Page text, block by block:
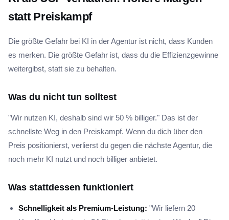
statt Preiskampf
Die größte Gefahr bei KI in der Agentur ist nicht, dass Kunden
es merken. Die größte Gefahr ist, dass du die Effizienzgewinne
weitergibst, statt sie zu behalten.
Was du nicht tun solltest
"Wir nutzen KI, deshalb sind wir 50 % billiger." Das ist der
schnellste Weg in den Preiskampf. Wenn du dich über den
Preis positionierst, verlierst du gegen die nächste Agentur, die
noch mehr KI nutzt und noch billiger anbietet.
Was stattdessen funktioniert
Schnelligkeit als Premium-Leistung: "Wir liefern 20